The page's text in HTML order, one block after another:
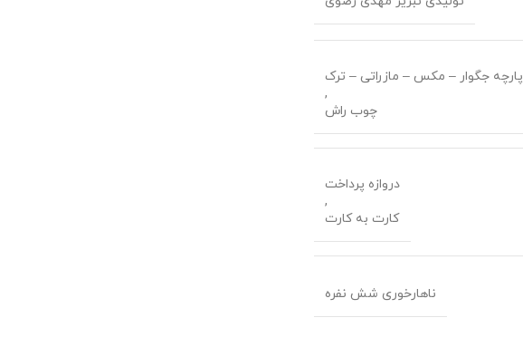
پارچه جگوار – مکس – مازراتی – ترک
,
چوب راش
دروازه پرداخت
,
کارت به کارت
ناهارخوری شش نفره